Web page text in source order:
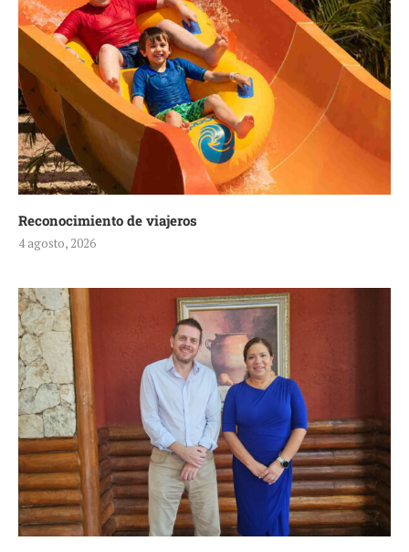
Reconocimiento de viajeros
4 agosto, 2026